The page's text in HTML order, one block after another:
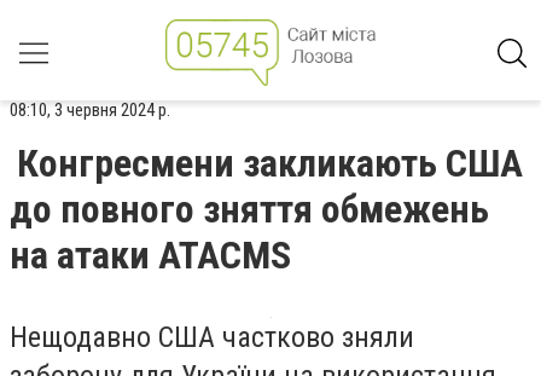
08:10, 3 червня 2024 р.
Конгресмени закликають США
до повного зняття обмежень
на атаки ATACMS
Нещодавно США частково зняли